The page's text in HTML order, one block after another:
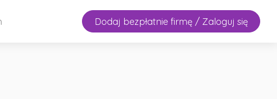
Dodaj bezpłatnie firmę / Zaloguj się